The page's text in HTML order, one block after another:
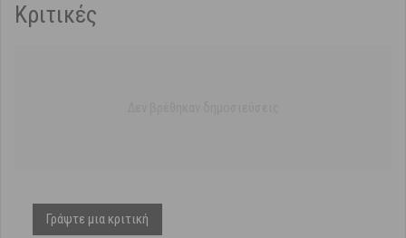
Κριτικές
Γράψτε μια κριτική